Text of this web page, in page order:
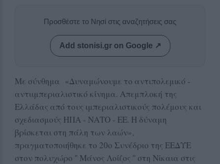
Προσθέστε το Νησί στις αναζητήσεις σας
Add stonisi.gr on Google ↗
Με σύνθημα «Δυναμώνουμε το αντιπολεμικό -
αντιιμπεριαλιστικό κίνημα. Απεμπλοκή της
Ελλάδας από τους ιμπεριαλιστικούς πολέμους και
σχεδιασμούς ΗΠΑ - ΝΑΤΟ - ΕΕ. Η δύναμη
βρίσκεται στη πάλη των λαών»,
πραγματοποιήθηκε το 20ο Συνέδριο της ΕΕΔΥΕ
στον πολυχώρο '' Μάνος Λοίζος '' στη Νίκαια στις